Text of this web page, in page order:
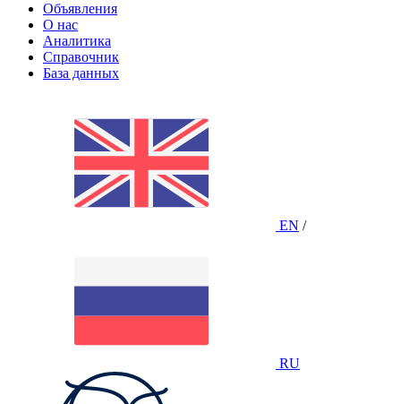
Объявления
О нас
Аналитика
Справочник
База данных
EN /
RU